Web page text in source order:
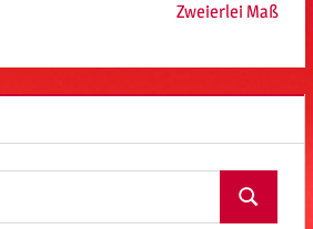
Zweierlei Maß
Suchen